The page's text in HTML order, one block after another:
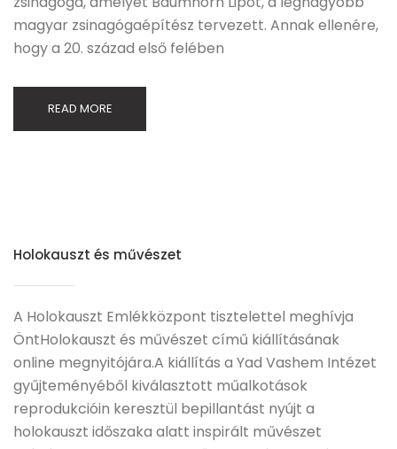
magyar zsinagógaépítész tervezett. Annak ellenére,
hogy a 20. század első felében
READ MORE
Holokauszt és művészet
A Holokauszt Emlékközpont tisztelettel meghívja
ÖntHolokauszt és művészet című kiállításának
online megnyitójára.A kiállítás a Yad Vashem Intézet
gyűjteményéből kiválasztott műalkotások
reprodukcióin keresztül bepillantást nyújt a
holokauszt időszaka alatt inspirált művészet